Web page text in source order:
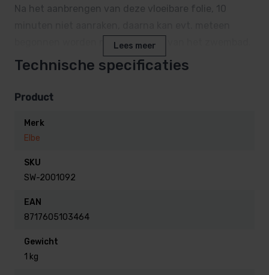
Na het aanbrengen van deze vloeibare folie, 10
begonnen worden met het vullen van het zwembad.
aan met een kleine bidon met een spuitmondje
Lees meer
Technische specificaties
Product
Merk
Elbe
SKU
SW-2001092
EAN
8717605103464
Gewicht
1 kg